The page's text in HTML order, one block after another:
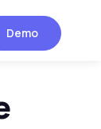
Demo